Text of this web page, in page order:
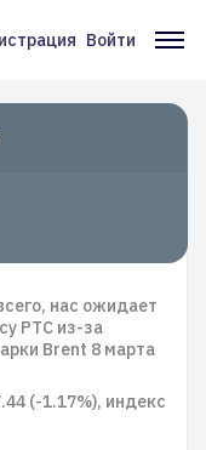
Войти
нас ожидает
РТС из-за
Brent 8 марта
(-1.17%), индекс